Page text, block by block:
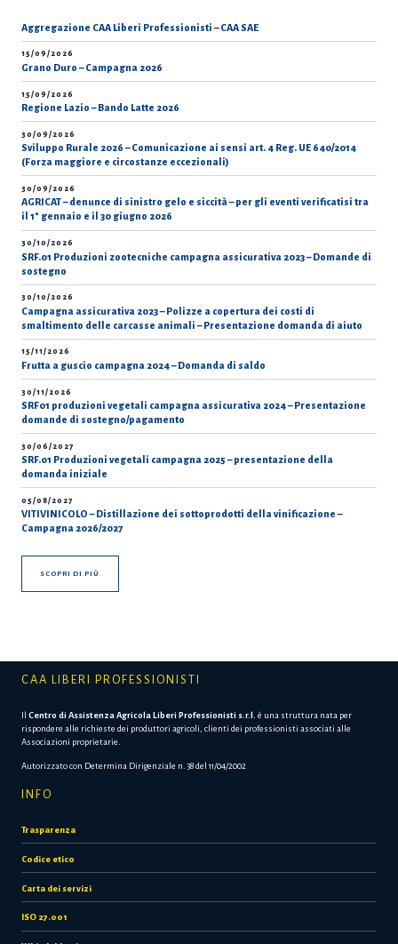
Aggregazione CAA Liberi Professionisti – CAA SAE
15/09/2026
Grano Duro – Campagna 2026
15/09/2026
Regione Lazio – Bando Latte 2026
30/09/2026
Sviluppo Rurale 2026 – Comunicazione ai sensi art. 4 Reg. UE 640/2014
(Forza maggiore e circostanze eccezionali)
30/09/2026
AGRICAT – denunce di sinistro gelo e siccità – per gli eventi verificatisi tra
il 1° gennaio e il 30 giugno 2026
30/10/2026
SRF.01 Produzioni zootecniche campagna assicurativa 2023 – Domande di
sostegno
30/10/2026
Campagna assicurativa 2023 – Polizze a copertura dei costi di
smaltimento delle carcasse animali – Presentazione domanda di aiuto
15/11/2026
Frutta a guscio campagna 2024 – Domanda di saldo
30/11/2026
SRF01 produzioni vegetali campagna assicurativa 2024 – Presentazione
domande di sostegno/pagamento
30/06/2027
SRF.01 Produzioni vegetali campagna 2025 – presentazione della
domanda iniziale
05/08/2027
VITIVINICOLO – Distillazione dei sottoprodotti della vinificazione –
Campagna 2026/2027
SCOPRI DI PIÙ
CAA LIBERI PROFESSIONISTI
Il Centro di Assistenza Agricola Liberi Professionisti s.r.l. è una struttura nata per
rispondere alle richieste dei produttori agricoli, clienti dei professionisti associati alle
Associazioni proprietarie.
Autorizzato con Determina Dirigenziale n. 38 del 11/04/2002
INFO
Trasparenza
Codice etico
Carta dei servizi
ISO 27.001